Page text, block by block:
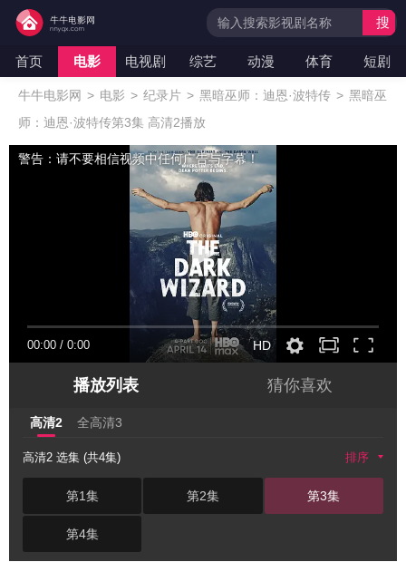
首页 电影 电视剧 综艺 动漫 体育 短剧
搜
牛牛电影网 > 电影 > 纪录片 > 黑暗巫师：迪恩·波特传 > 黑暗巫
师：迪恩·波特传第3集 高清2播放
00:00 / 0:00 HD
警告：请不要相信视频中任何广告与字幕！
播放列表 猜你喜欢
高清2 全高清3
高清2 选集 (共4集) 排序
第1集 第2集 第3集
第4集